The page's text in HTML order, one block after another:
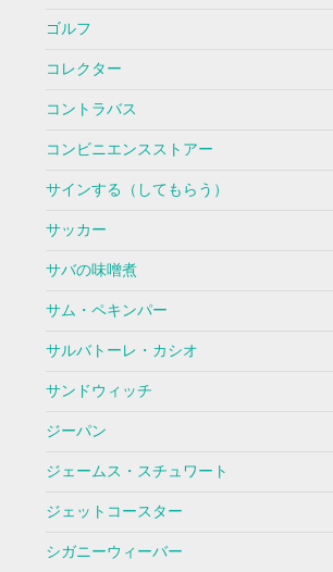
ゴルフ
コレクター
コントラバス
コンビニエンスストアー
サインする（してもらう）
サッカー
サバの味噌煮
サム・ペキンパー
サルバトーレ・カシオ
サンドウィッチ
ジーパン
ジェームス・スチュワート
ジェットコースター
シガニーウィーバー